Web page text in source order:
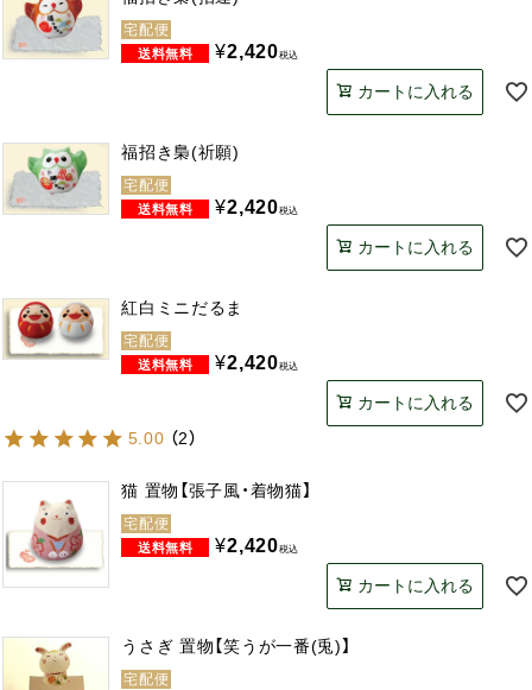
宅配便
¥2,420税込
カートに入れる
福招き梟(祈願)
宅配便
¥2,420税込
カートに入れる
紅白ミニだるま
宅配便
¥2,420税込
カートに入れる
5.00 （2）
猫 置物【張子風・着物猫】
宅配便
¥2,420税込
カートに入れる
うさぎ 置物【笑うが一番(兎)】
宅配便